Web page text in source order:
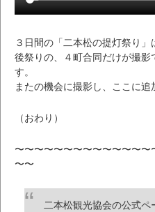
３日間の「二本松の提灯祭り」
後祭りの、４町合同だけが撮影
す。
またの機会に撮影し、ここに追
（おわり）
〜〜〜〜〜〜〜〜〜〜〜〜〜
〜〜
二本松観光協会の公式ペ